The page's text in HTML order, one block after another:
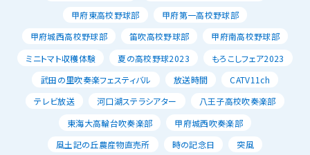
甲府東高校野球部
甲府第一高校野球部
甲府城西高校野球部
笛吹高校野球部
甲府南高校野球部
ミニトマト収穫体験
夏の高校野球2023
もろこしフェア2023
武田の里吹奏楽フェスティバル
放送時間
CATV11ch
テレビ放送
河口湖ステラシアター
八王子高校吹奏楽部
東海大高輪台吹奏楽部
甲府城西吹奏楽部
風土記の丘農産物直売所
時の記念日
突風